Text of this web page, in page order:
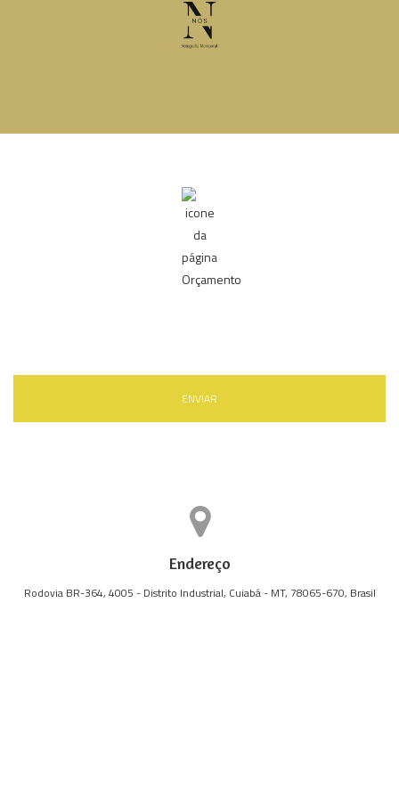
ENVIAR
Endereço
Rodovia BR-364, 4005 - Distrito Industrial, Cuiabá - MT, 78065-670, Brasil